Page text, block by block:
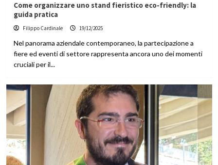
Come organizzare uno stand fieristico eco-friendly: la
guida pratica
Filippo Cardinale 19/12/2025
Nel panorama aziendale contemporaneo, la partecipazione a
fiere ed eventi di settore rappresenta ancora uno dei momenti
cruciali per il...